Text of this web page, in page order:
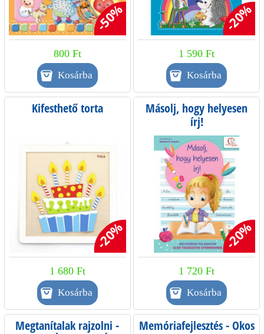
-50%
800 Ft
-20%
1 590 Ft
Kifesthető torta
-20%
1 680 Ft
Másolj, hogy helyesen
írj!
-20%
1 720 Ft
Megtanítalak rajzolni -
Memóriafejlesztés - Okos